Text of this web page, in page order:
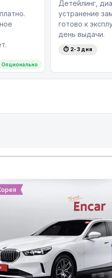
Опционально
Детейлинг,
устранение
готово к
день выдачи.
⏱ 2-3 дня